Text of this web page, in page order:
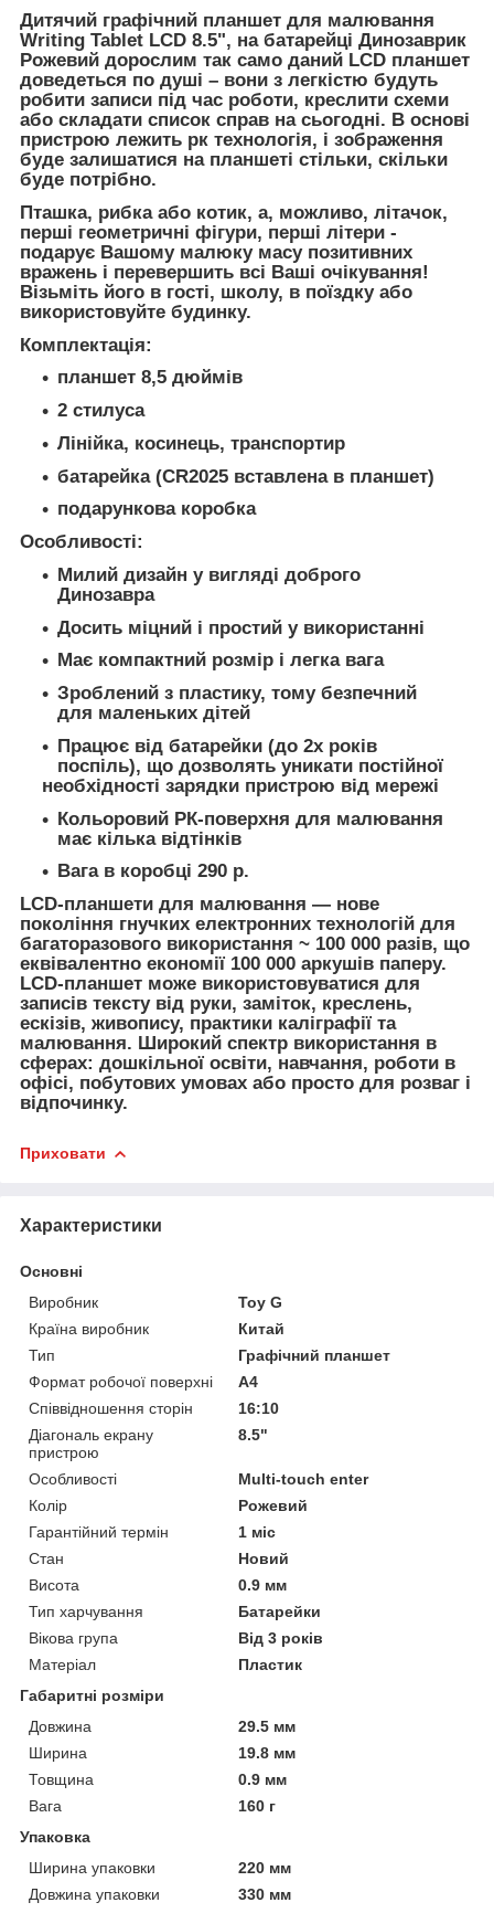
Дитячий графічний планшет для малювання
Writing Tablet LCD 8.5", на батарейці Динозаврик
Рожевий дорослим так само даний LCD планшет
доведеться по душі – вони з легкістю будуть
робити записи під час роботи, креслити схеми
або складати список справ на сьогодні. В основі
пристрою лежить рк технологія, і зображення
буде залишатися на планшеті стільки, скільки
буде потрібно.
Пташка, рибка або котик, а, можливо, літачок,
перші геометричні фігури, перші літери -
подарує Вашому малюку масу позитивних
вражень і перевершить всі Ваші очікування!
Візьміть його в гості, школу, в поїздку або
використовуйте будинку.
Комплектація:
планшет 8,5 дюймів
2 стилуса
Лінійка, косинець, транспортир
батарейка (CR2025 вставлена в планшет)
подарункова коробка
Особливості:
Милий дизайн у вигляді доброго
Динозавра
Досить міцний і простий у використанні
Має компактний розмір і легка вага
Зроблений з пластику, тому безпечний
для маленьких дітей
Працює від батарейки (до 2х років
поспіль), що дозволять уникати постійної
необхідності зарядки пристрою від мережі
Кольоровий РК-поверхня для малювання
має кілька відтінків
Вага в коробці 290 р.
LCD-планшети для малювання — нове
покоління гнучких електронних технологій для
багаторазового використання ~ 100 000 разів, що
еквівалентно економії 100 000 аркушів паперу.
LCD-планшет може використовуватися для
записів тексту від руки, заміток, креслень,
ескізів, живопису, практики каліграфії та
малювання. Широкий спектр використання в
сферах: дошкільної освіти, навчання, роботи в
офісі, побутових умовах або просто для розваг і
відпочинку.
Приховати
Характеристики
Основні
Виробник
Toy G
Країна виробник
Китай
Тип
Графічний планшет
Формат робочої поверхні
A4
Співвідношення сторін
16:10
Діагональ екрану
пристрою
8.5"
Особливості
Multi-touch enter
Колір
Рожевий
Гарантійний термін
1 міс
Стан
Новий
Висота
0.9 мм
Тип харчування
Батарейки
Вікова група
Від 3 років
Матеріал
Пластик
Габаритні розміри
Довжина
29.5 мм
Ширина
19.8 мм
Товщина
0.9 мм
Вага
160 г
Упаковка
Ширина упаковки
220 мм
Довжина упаковки
330 мм